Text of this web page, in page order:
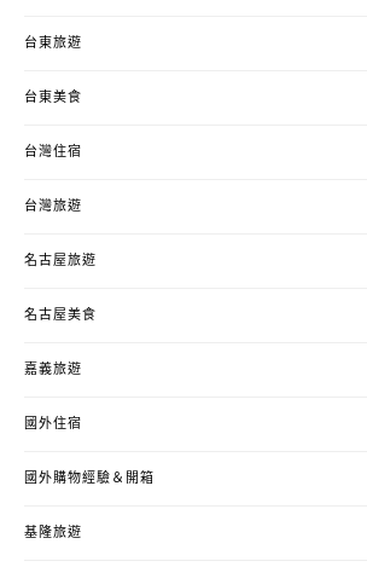
台東旅遊
台東美食
台灣住宿
台灣旅遊
名古屋旅遊
名古屋美食
嘉義旅遊
國外住宿
國外購物經驗＆開箱
基隆旅遊